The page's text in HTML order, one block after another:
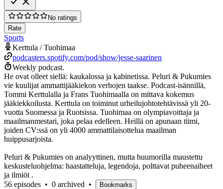
No ratings
Rate
Sports
Kerttula / Tuohimaa
podcasters.spotify.com/pod/show/jesse-saarinen
Weekly podcast.
He ovat olleet siellä: kaukalossa ja kabinetissa. Peluri & Pukumies
vie kuulijat ammattijääkiekon verhojen taakse. Podcast-isännillä,
Tommi Kerttulalla ja Frans Tuohimaalla on mittava kokemus
jääkiekkoilusta. Kerttula on toiminut urheilujohtotehtävissä yli 20-
vuotta Suomessa ja Ruotsissa. Tuohimaa on olympiavoittaja ja
maailmanmestari, joka pelaa edelleen. Heillä on apunaan tiimi,
joiden CV:ssä on yli 4000 ammattilaisottelua maailman
huippusarjoista.
Peluri & Pukumies on analyyttinen, mutta huumorilla maustettu
keskusteluohjelma: haastatteluja, legendoja, polttavat puheenaiheet
ja ilmiöt .
56 episodes • 0 archived • Bookmarks